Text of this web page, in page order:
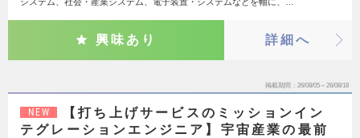
興味あり 詳細へ
掲載期間 26/08/05～26/08/18
NEW
【打ち上げサービスのミッションイン
テグレーションエンジニア】宇宙産業の最前